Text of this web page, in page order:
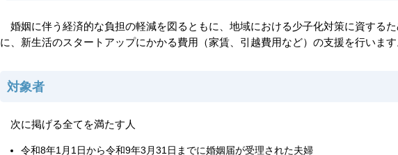
婚姻に伴う経済的な負担の軽減を図るともに、地域における少子化対策に資する
に、新生活のスタートアップにかかる費用（家賃、引越費用など）の支援を行います
対象者
次に掲げる全てを満たす人
令和8年1月1日から令和9年3月31日までに婚姻届が受理された夫婦